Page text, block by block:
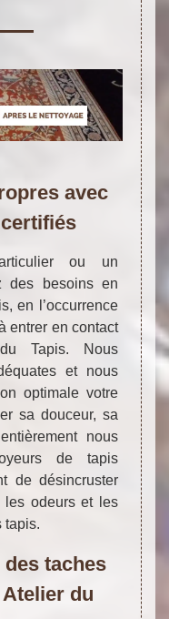
avec
ou un
des besoins en
en l’occurrence
entrer en contact
Tapis. Nous
et nous
optimale votre
sa douceur, sa
nous
de tapis
de désincruster
les odeurs et les
tapis.
des taches
du